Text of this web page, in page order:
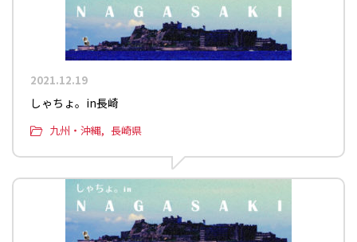
2021.12.19
しゃちょ。in長崎
九州・沖縄 長崎県